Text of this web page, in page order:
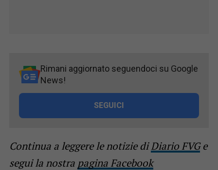
Rimani aggiornato seguendoci su Google
News!
SEGUICI
Continua a leggere le notizie diDiario FVGe
segui la nostra pagina Facebook